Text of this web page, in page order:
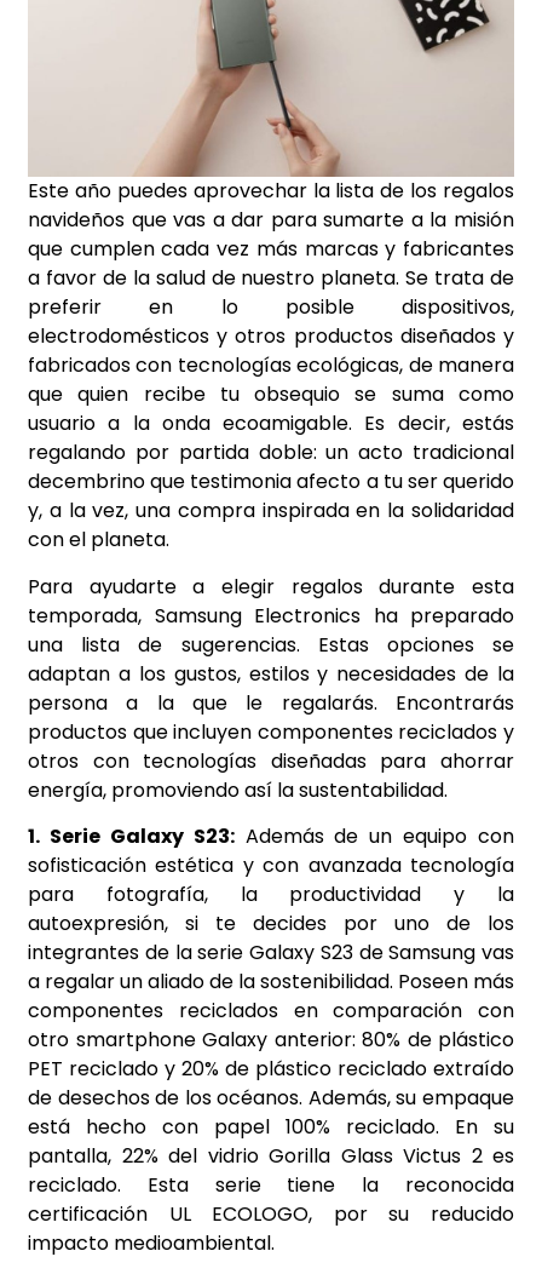
Este año puedes aprovechar la lista de los regalos
navideños que vas a dar para sumarte a la misión
que cumplen cada vez más marcas y fabricantes
a favor de la salud de nuestro planeta. Se trata de
preferir en lo posible dispositivos,
electrodomésticos y otros productos diseñados y
fabricados con tecnologías ecológicas, de manera
que quien recibe tu obsequio se suma como
usuario a la onda ecoamigable. Es decir, estás
regalando por partida doble: un acto tradicional
decembrino que testimonia afecto a tu ser querido
y, a la vez, una compra inspirada en la solidaridad
con el planeta.
Para ayudarte a elegir regalos durante esta
temporada, Samsung Electronics ha preparado
una lista de sugerencias. Estas opciones se
adaptan a los gustos, estilos y necesidades de la
persona a la que le regalarás. Encontrarás
productos que incluyen componentes reciclados y
otros con tecnologías diseñadas para ahorrar
energía, promoviendo así la sustentabilidad.
1. Serie Galaxy S23:Además de un equipo con
sofisticación estética y con avanzada tecnología
para fotografía, la productividad y la
autoexpresión, si te decides por uno de los
integrantes de la serie Galaxy S23 de Samsung vas
a regalar un aliado de la sostenibilidad. Poseen más
componentes reciclados en comparación con
otro smartphone Galaxy anterior: 80% de plástico
PET reciclado y 20% de plástico reciclado extraído
de desechos de los océanos. Además, su empaque
está hecho con papel 100% reciclado. En su
pantalla, 22% del vidrio Gorilla Glass Victus 2 es
reciclado. Esta serie tiene la reconocida
certificación UL ECOLOGO, por su reducido
impacto medioambiental.